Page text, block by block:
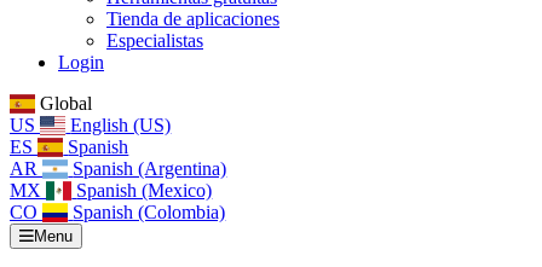
Tienda de aplicaciones
Especialistas
Login
Global
US
English (US)
ES
Spanish
AR
Spanish (Argentina)
MX
Spanish (Mexico)
CO
Spanish (Colombia)
Menu